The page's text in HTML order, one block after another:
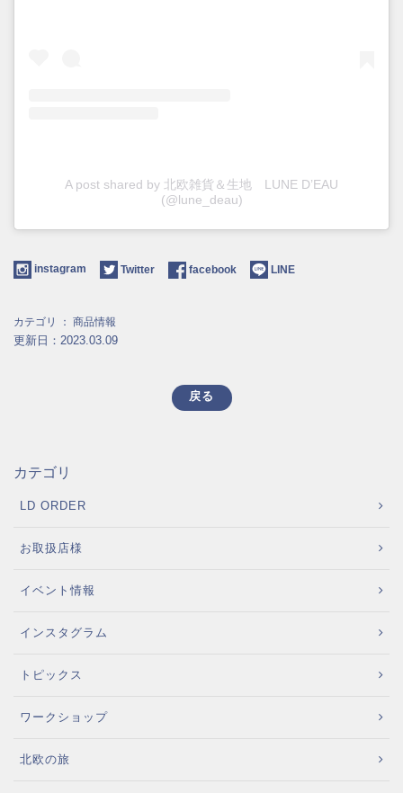
A post shared by 北欧雑貨＆生地 LUNE D’EAU
(@lune_deau)
instagram Twitter facebook LINE
カテゴリ ： 商品情報
更新日：2023.03.09
戻る
カテゴリ
LD ORDER
お取扱店様
イベント情報
インスタグラム
トピックス
ワークショップ
北欧の旅